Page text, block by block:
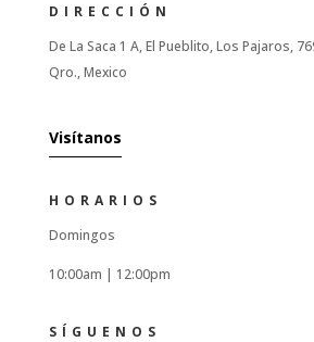
DIRECCIÓN
De La Saca 1 A, El Pueblito, Los Pajaros,
Qro., Mexico
Visítanos
HORARIOS
Domingos
10:00am | 12:00pm
SÍGUENOS